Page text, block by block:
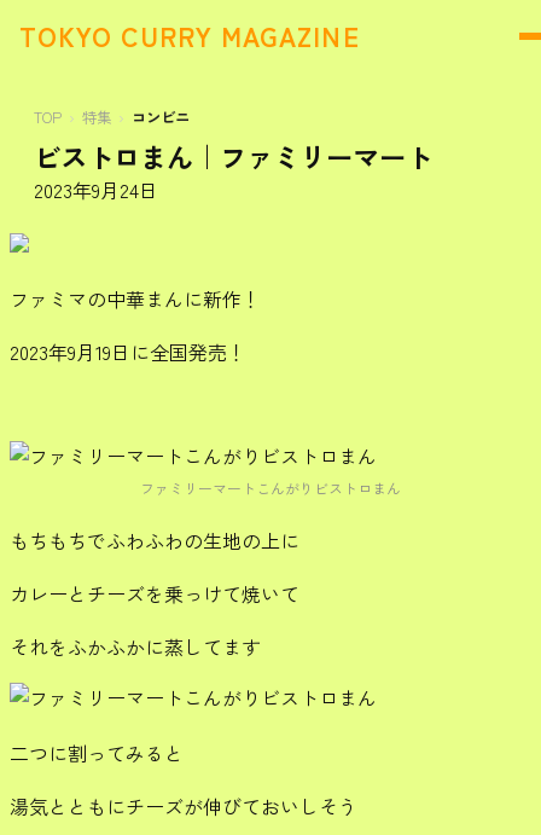
TOKYO CURRY MAGAZINE
TOP 特集 コンビニ
ビストロまん｜ファミリーマート
2023年9月24日
ファミマの中華まんに新作！
2023年9月19日に全国発売！
ファミリーマートこんがりビストロまん
もちもちでふわふわの生地の上に
カレーとチーズを乗っけて焼いて
それをふかふかに蒸してます
二つに割ってみると
湯気とともにチーズが伸びておいしそう